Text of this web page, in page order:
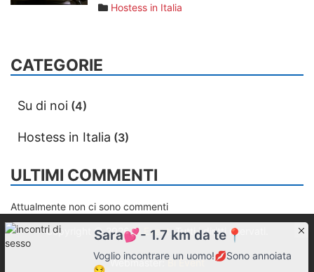
Hostess in Italia
CATEGORIE
Su di noi (4)
Hostess in Italia (3)
ULTIMI COMMENTI
Attualmente non ci sono commenti
Copyright © 2026Bi Event . Tutti i diritti riservati.
Webmaster:Bi Event
Sara💕- 1.7 km da te📍
Voglio incontrare un uomo!💋Sono annoiata
😏